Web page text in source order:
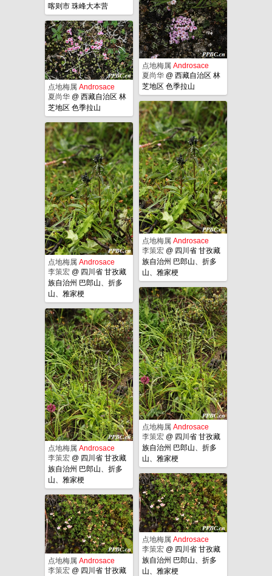
喀则市 珠峰大本营
点地梅属 Androsace
夏尚华 @ 西藏自治区 林
芝地区 色季拉山
点地梅属 Androsace
夏尚华 @ 西藏自治区 林
芝地区 色季拉山
点地梅属 Androsace
李策宏 @ 四川省 甘孜藏
族自治州 巴郎山、折多
山、雅家梗
点地梅属 Androsace
李策宏 @ 四川省 甘孜藏
族自治州 巴郎山、折多
山、雅家梗
点地梅属 Androsace
李策宏 @ 四川省 甘孜藏
族自治州 巴郎山、折多
山、雅家梗
点地梅属 Androsace
李策宏 @ 四川省 甘孜藏
族自治州 巴郎山、折多
山、雅家梗
点地梅属 Androsace
李策宏 @ 四川省 甘孜藏
族自治州 巴郎山、折多
山、雅家梗
点地梅属 Androsace
李策宏 @ 四川省 甘孜藏